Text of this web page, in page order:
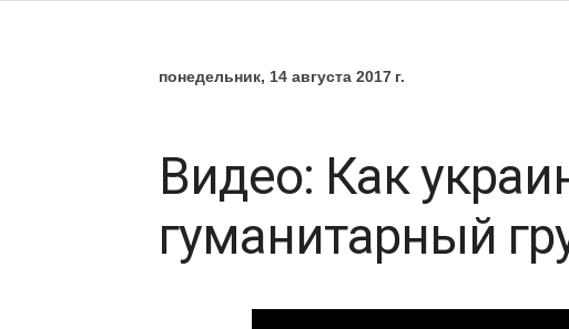
понедельник, 14 августа 2017 г.
Видео: Как
гуманитарный